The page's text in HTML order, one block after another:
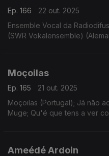
Ep. 166
22 out. 2025
Ensemble Vocal da
(SWR Vokalensemble)
Moçoilas
Ep. 165
21 out. 2025
Moçoilas (Portugal); Já não
Muge; Qu'é que tens a ver
Ameédé Ardoin